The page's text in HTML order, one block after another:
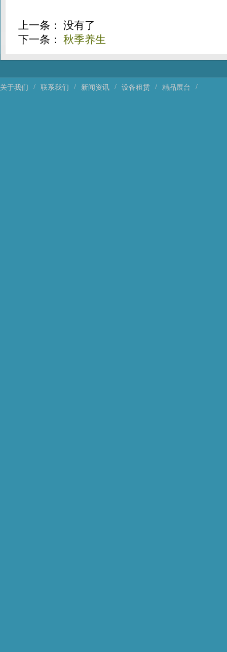
上一条： 没有了
下一条： 秋季养生
关于我们 / 联系我们 / 新闻资讯 / 设备租赁 / 精品展台 /